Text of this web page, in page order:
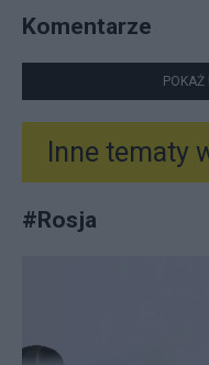
Komentarze
Inne tematy
#Rosja